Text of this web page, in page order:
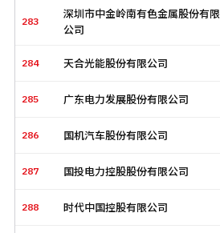
283
深圳市中金岭南有色金属股份有限
公司
284 天合光能股份有限公司
285 广东电力发展股份有限公司
286 国机汽车股份有限公司
287 国投电力控股股份有限公司
288 时代中国控股有限公司